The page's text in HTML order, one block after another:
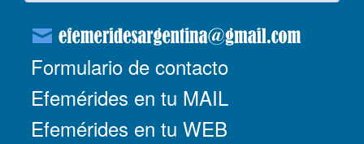
Formulario de contacto
Efemérides en tu MAIL
Efemérides en tu WEB